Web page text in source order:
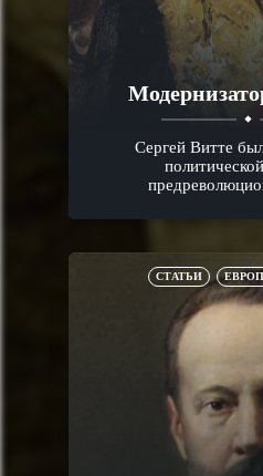
Сергей Витте
СТАТЬИ